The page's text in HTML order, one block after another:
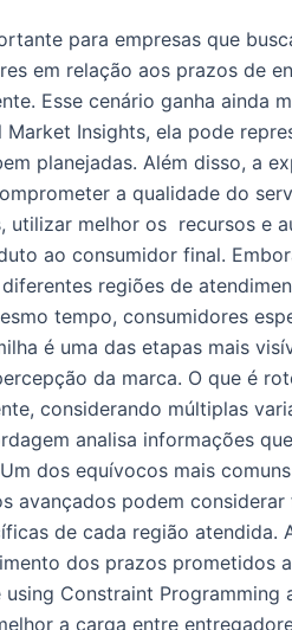
para empresas que
em relação aos prazos de
Esse cenário ganha ainda
Insights, ela pode
planejadas. Além disso, a
a qualidade do
utilizar melhor os recursos e
ao consumidor final.
regiões de
tempo, consumidores
é uma das etapas mais
da marca. O que é
considerando múltiplas
analisa informações
dos equívocos mais
avançados podem
de cada região
dos prazos prometidos
Constraint
a carga entre